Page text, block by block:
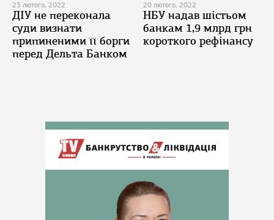
23 лютого, 2022
ДІУ не переконала
суди визнати
припиненими її борги
перед Дельта Банком
20 лютого, 2022
НБУ надав шістьом
банкам 1,9 млрд грн
короткого рефінансу